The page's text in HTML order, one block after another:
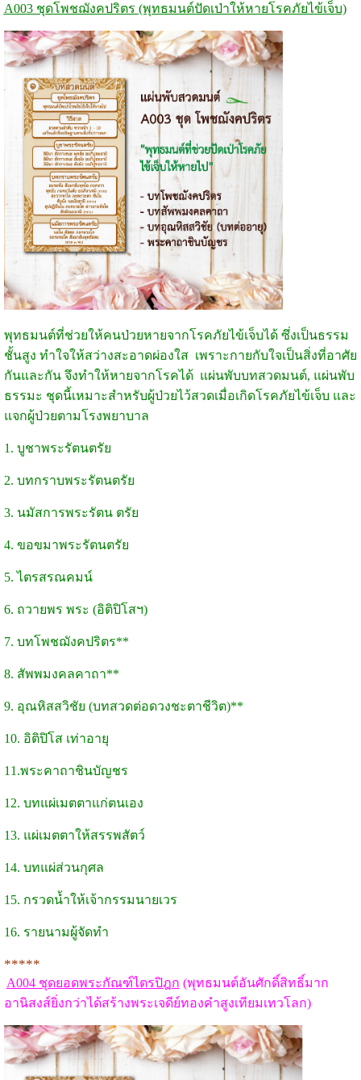
A003 ชุดโพชฌังคปริตร (พุทธมนต์ปัดเป่าให้หายโรคภัยไข้เจ็บ)
พุทธมนต์ที่ช่วยให้คนป่วยหายจากโรคภัยไข้เจ็บได้ ซึ่งเป็นธรรม
ชั้นสูง ทำใจให้สว่างสะอาดผ่องใส เพราะกายกับใจเป็นสิ่งที่อาศัย
กันและกัน จึงทำให้หายจากโรคได้ แผ่นพับบทสวดมนต์, แผ่นพับ
ธรรมะ ชุดนี้เหมาะสำหรับผู้ป่วยไว้สวดเมื่อเกิดโรคภัยไข้เจ็บ และ
แจกผู้ป่วยตามโรงพยาบาล
1. บูชาพระรัตนตรัย
2. บทกราบพระรัตนตรัย
3. นมัสการพระรัตน ตรัย
4. ขอขมาพระรัตนตรัย
5. ไตรสรณคมน์
6. ถวายพร พระ (อิติปิโสฯ)
7. บทโพชฌังคปริตร**
8. สัพพมงคลคาถา**
9. อุณหิสสวิชัย (บทสวดต่อดวงชะตาชีวิต)**
10. อิติปิโส เท่าอายุ
11.พระคาถาชินบัญชร
12. บทแผ่เมตตาแก่ตนเอง
13. แผ่เมตตาให้สรรพสัตว์
14. บทแผ่ส่วนกุศล
15. กรวดน้ำให้เจ้ากรรมนายเวร
16. รายนามผู้จัดทำ
*****
A004 ชุดยอดพระกัณฑ์ไตรปิฎก (พุทธมนต์อันศักดิ์สิทธิ์มาก
อานิสงส์ยิ่งกว่าได้สร้างพระเจดีย์ทองคำสูงเทียมเทวโลก)